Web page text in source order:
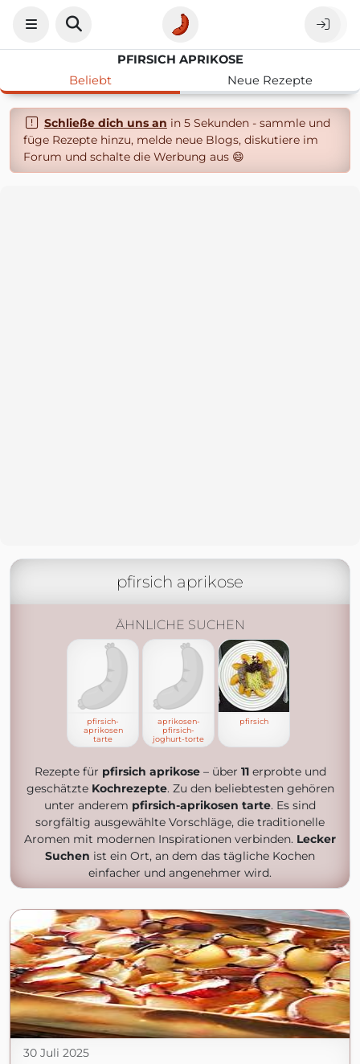
PFIRSICH APRIKOSE
Beliebt
Neue Rezepte
Schließe dich uns an in 5 Sekunden - sammle und
füge Rezepte hinzu, melde neue Blogs, diskutiere im
Forum und schalte die Werbung aus 😄
pfirsich aprikose
ÄHNLICHE SUCHEN
pfirsich-
aprikosen
tarte
aprikosen-
pfirsich-
joghurt-torte
pfirsich
Rezepte für pfirsich aprikose– über 11erprobte und
geschätzte Kochrezepte. Zu den beliebtesten gehören
unter anderem pfirsich-aprikosen tarte. Es sind
sorgfältig ausgewählte Vorschläge, die traditionelle
Aromen mit modernen Inspirationen verbinden. Lecker
Suchen ist ein Ort, an dem das tägliche Kochen
einfacher und angenehmer wird.
30 Juli 2025